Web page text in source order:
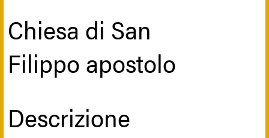
Riferimenti storici
Edificata probabilmente tra il XIII e il XIV
tesoro d’arte, il contratto stipulato da
Giuliano Maniuni, rettore della chiesa,
Chiesa di San
Filippo apostolo
Descrizione